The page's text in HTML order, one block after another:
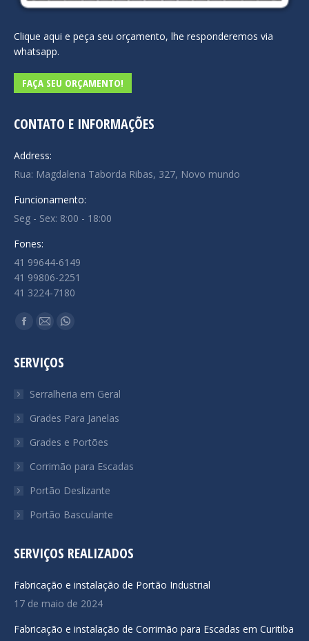
Clique aqui e peça seu orçamento, lhe responderemos via
whatsapp.
FAÇA SEU ORÇAMENTO!
CONTATO E INFORMAÇÕES
Address:
Rua: Magdalena Taborda Ribas, 327, Novo mundo
Funcionamento:
Seg - Sex: 8:00 - 18:00
Fones:
41 99644-6149
41 99806-2251
41 3224-7180
Encontre-nos em:
Facebook
opens
new
window
Mail
opens
new
window
Whatsapp
new
window
SERVIÇOS
Serralheria em Geral
Grades Para Janelas
Grades e Portões
Corrimão para Escadas
Portão Deslizante
Portão Basculante
SERVIÇOS REALIZADOS
Fabricação e instalação de Portão Industrial
17 de maio de 2024
Fabricação e instalação de Corrimão para Escadas em Curitiba